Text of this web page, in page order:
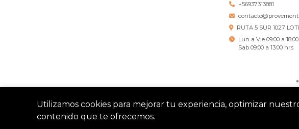
+56937313881
RUTA 5 SUR 1027
Lun a Vie 09:00 a
Sab 09:00 a 13:00 hrs
Utilizamos cookies para mejorar tu experiencia, optimizar
contenido que te ofrecemos.